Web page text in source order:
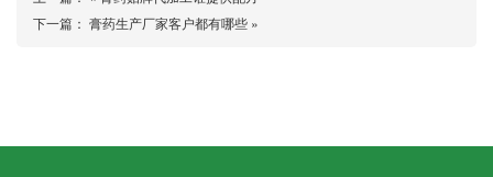
下一篇： 膏药生产厂家客户都有哪些 »